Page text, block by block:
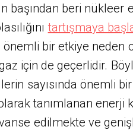
başından beri nükleer
tartışmaya
bir etkiye neden
için de geçerlidir.
sayısında önemli
olarak tanımlanan enerji
edilmekte ve